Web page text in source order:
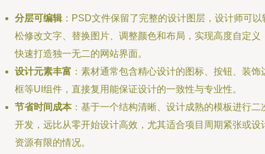
分层可编辑：PSD文件保留了完整的设计图层，设计师可以
松修改文字、替换图片、调整颜色和布局，实现高度自定义
快速打造独一无二的网站界面。
设计元素丰富 ：素材通常包含精心设计的图标、按钮、装饰
框等UI组件，直接复用能保证设计的一致性与专业性。
节省时间成本：基于一个结构清晰、设计成熟的模板进行二
开发，远比从零开始设计高效，尤其适合项目周期紧张或设
资源有限的情况。